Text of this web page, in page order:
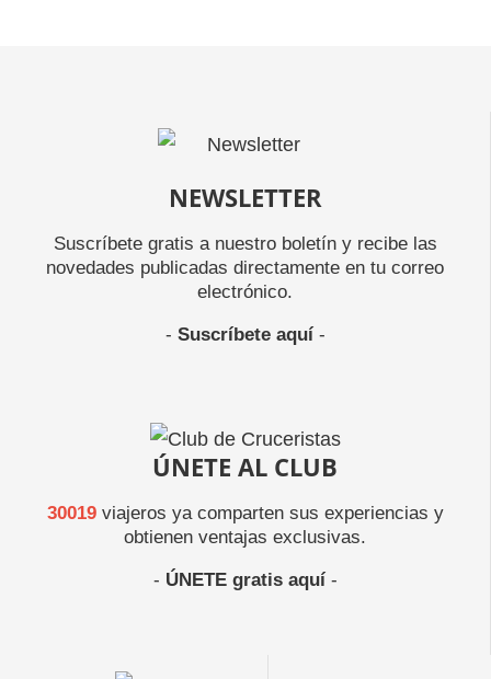
NEWSLETTER
Suscríbete gratis a nuestro boletín y recibe las
novedades publicadas directamente en tu correo
electrónico.
- Suscríbete aquí-
ÚNETE AL CLUB
30019viajeros ya comparten sus experiencias y
obtienen ventajas exclusivas.
- ÚNETE gratis aquí-